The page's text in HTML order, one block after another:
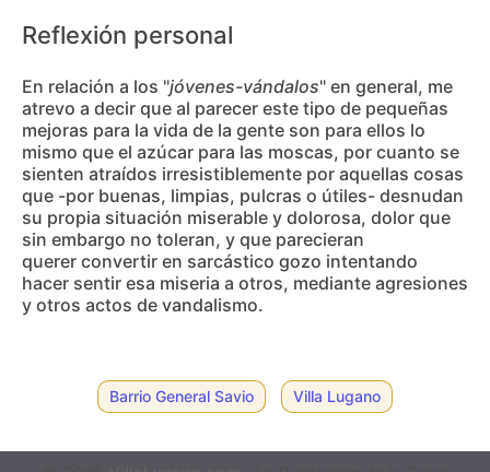
Reflexión personal
En relación a los "jóvenes-vándalos" en general, me
atrevo a decir que al parecer este tipo de pequeñas
mejoras para la vida de la gente son para ellos lo
mismo que el azúcar para las moscas, por cuanto se
sienten atraídos irresistiblemente por aquellas cosas
que -por buenas, limpias, pulcras o útiles- desnudan
su propia situación miserable y dolorosa, dolor que
sin embargo no toleran, y que parecieran
querer convertir en sarcástico gozo intentando
hacer sentir esa miseria a otros, mediante agresiones
y otros actos de vandalismo.
Barrio General Savio Villa Lugano